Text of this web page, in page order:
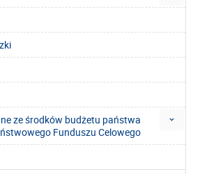
ze środków budżetu państwa
Funduszu Celowego